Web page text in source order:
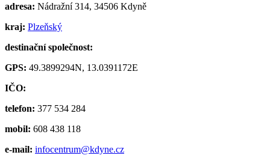
adresa: Nádražní 314, 34506 Kdyně
kraj: Plzeňský
destinační společnost:
GPS: 49.3899294N, 13.0391172E
IČO:
telefon: 377 534 284
mobil: 608 438 118
e-mail: infocentrum@kdyne.cz